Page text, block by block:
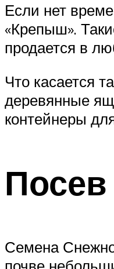
Если нет
«Крепыш».
продается в
Что касается
деревянные
контейнеры
Посев
Семена